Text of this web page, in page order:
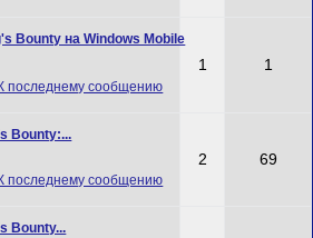
Bounty на Windows Mobile
1 1
Bounty:...
2 69
Bounty...